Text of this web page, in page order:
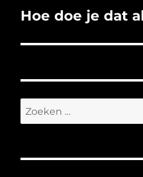
Volgend
Hoe doe je dat
Zoeken
naar: